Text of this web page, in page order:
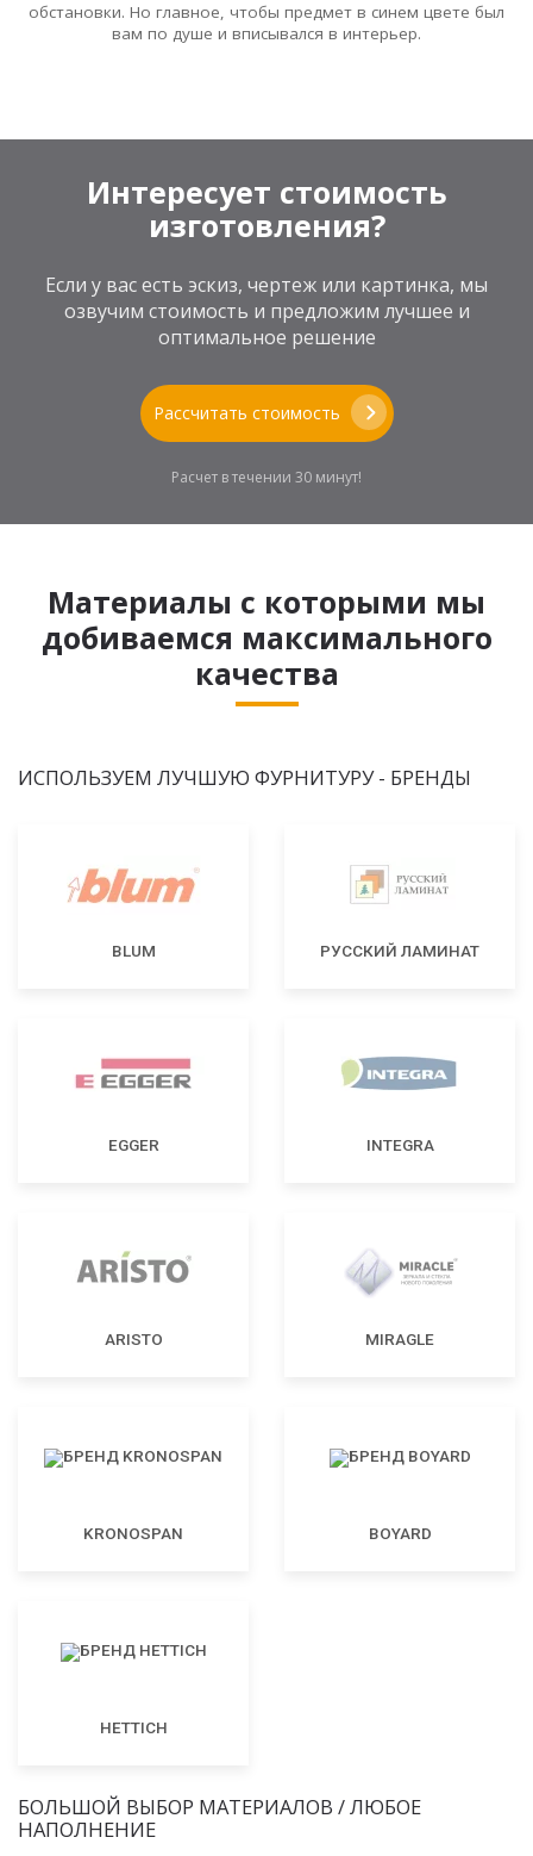
обстановки. Но главное, чтобы предмет в синем цвете был
вам по душе и вписывался в интерьер.
Интересует стоимость
изготовления?
Если у вас есть эскиз, чертеж или картинка, мы
озвучим стоимость и предложим лучшее и
оптимальное решение
Рассчитать стоимость
Расчет в течении 30 минут!
Материалы с которыми мы
добиваемся максимального
качества
ИСПОЛЬЗУЕМ ЛУЧШУЮ ФУРНИТУРУ - БРЕНДЫ
BLUM РУССКИЙ ЛАМИНАТ
EGGER INTEGRA
ARISTO MIRAGLE
KRONOSPAN BOYARD
HETTICH
БОЛЬШОЙ ВЫБОР МАТЕРИАЛОВ / ЛЮБОЕ
НАПОЛНЕНИЕ